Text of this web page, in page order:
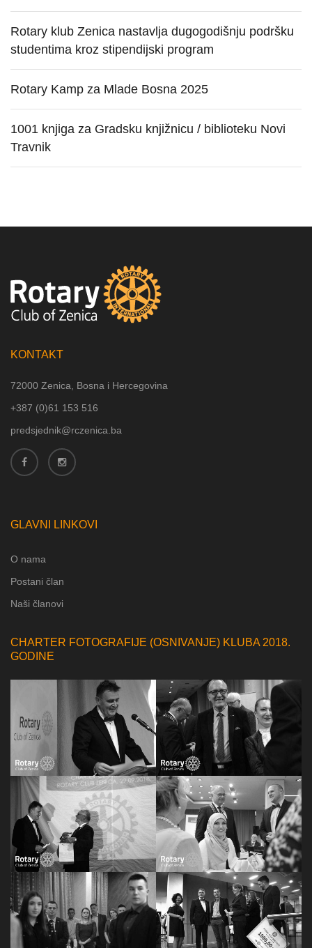
Rotary klub Zenica nastavlja dugogodišnju podršku
studentima kroz stipendijski program
Rotary Kamp za Mlade Bosna 2025
1001 knjiga za Gradsku knjižnicu / biblioteku Novi
Travnik
KONTAKT
72000 Zenica, Bosna i Hercegovina
+387 (0)61 153 516
predsjednik@rczenica.ba
GLAVNI LINKOVI
O nama
Postani član
Naši članovi
CHARTER FOTOGRAFIJE (OSNIVANJE) KLUBA 2018.
GODINE